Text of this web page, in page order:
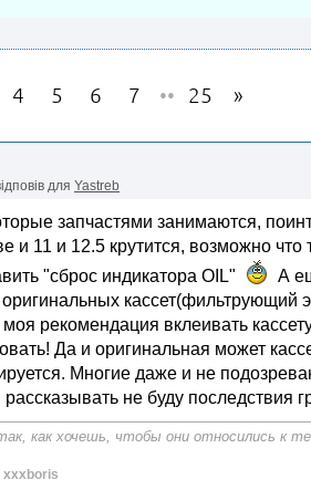
4 5 6 7 •• 25
для Yastreb
запчастями занимаются,
и 11 и 12.5 крутится, возможно
"сброс индикатора OIL"
А
кассет(фильтрующий
рекомендация вклеивать
Да и оригинальная может
Многие даже и не
рассказывать не буду последствия
как хочешь, чтобы они относились к
xxxboris